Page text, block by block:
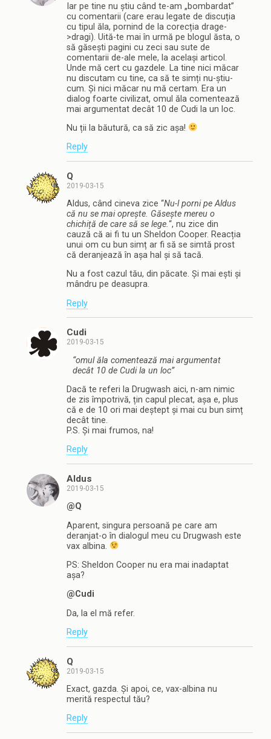
Iar pe tine nu știu când te-am „bombardat”
cu comentarii (care erau legate de discuția
cu tipul ăla, pornind de la corecția drage-
>dragi). Uită-te mai în urmă pe blogul ăsta, o
să găsești pagini cu zeci sau sute de
comentarii de-ale mele, la același articol.
Unde mă cert cu gazdele. La tine nici măcar
nu discutam cu tine, ca să te simți nu-știu-
cum. Și nici măcar nu mă certam. Era un
dialog foarte civilizat, omul ăla comentează
mai argumentat decât 10 de Cudi la un loc.
Nu ții la băutură, ca să zic așa!
Reply
Q
2019-03-15
Aldus, când cineva zice “Nu-l porni pe Aldus
că nu se mai oprește. Găsește mereu o
chichiță de care să se lege.“, nu zice din
cauză că ai fi tu un Sheldon Cooper. Reacția
unui om cu bun simț ar fi să se simtă prost
că deranjează în așa hal și să tacă.
Nu a fost cazul tău, din păcate. Și mai ești și
mândru pe deasupra.
Reply
Cudi
2019-03-15
“omul ăla comentează mai argumentat
decât 10 de Cudi la un loc”
Dacă te referi la Drugwash aici, n-am nimic
de zis împotrivă, țin capul plecat, așa e, plus
că e de 10 ori mai deștept și mai cu bun simț
decât tine.
P.S. Și mai frumos, na!
Reply
Aldus
2019-03-15
@Q
Aparent, singura persoană pe care am
deranjat-o în dialogul meu cu Drugwash este
vax albina.
PS: Sheldon Cooper nu era mai inadaptat
așa?
@Cudi
Da, la el mă refer.
Reply
Q
2019-03-15
Exact, gazda. Și apoi, ce, vax-albina nu
merită respectul tău?
Reply